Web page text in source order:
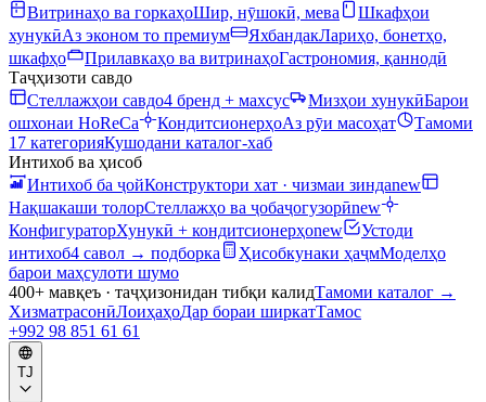
Витринаҳо ва горкаҳоШир, нӯшокӣ, мева
Шкафҳои
хунукӣАз эконом то премиум ЯхбандакЛариҳо, бонетҳо,
шкафҳо
Прилавкаҳо ва витринаҳоГастрономия, қаннодӣ
Таҷҳизоти савдо
Стеллажҳои савдо4 бренд + махсус Мизҳои хунукӣБарои
ошхонаи HoReCa
КондитсионерҳоАз рӯи масоҳат
Тамоми
17 категорияКушодани каталог-хаб
Интихоб ва ҳисоб
Интихоб ба ҷойКонструктори хат · чизмаи зиндаnew
Нақшакаши толорСтеллажҳо ва ҷобаҷогузорӣnew
КонфигураторХунукӣ + кондитсионерҳоnew
Устоди
интихоб4 савол → подборка Ҳисобкунаки ҳаҷмМоделҳо
барои маҳсулоти шумо
400+ мавқеъ · таҷҳизонидан тибқи калидТамоми каталог →
ХизматрасонӣЛоиҳаҳоДар бораи ширкатТамос
+992 98 851 61 61
TJ